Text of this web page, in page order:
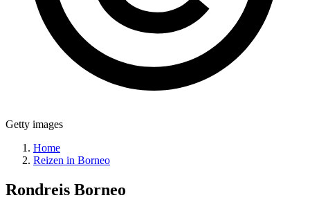
Getty images
Home
Reizen in Borneo
Rondreis Borneo